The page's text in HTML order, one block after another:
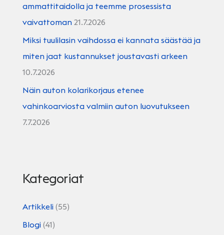
ammattitaidolla ja teemme prosessista
vaivattoman 21.7.2026
Miksi tuulilasin vaihdossa ei kannata säästää ja
miten jaat kustannukset joustavasti arkeen
10.7.2026
Näin auton kolarikorjaus etenee
vahinkoarviosta valmiin auton luovutukseen
7.7.2026
Kategoriat
Artikkeli (55)
Blogi (41)